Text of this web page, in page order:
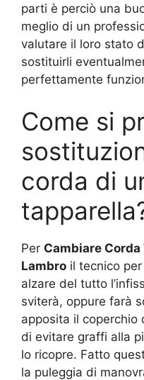
parti è perciò una
meglio di un
valutare il loro stato
sostituirli
perfettamente
Come si
corda di
Per Cambiare
Lambro il tecnico
alzare del tutto
sviterà, oppure farà
apposita il coperchio
di evitare graffi alla
lo ricopre. Fatto
la puleggia di